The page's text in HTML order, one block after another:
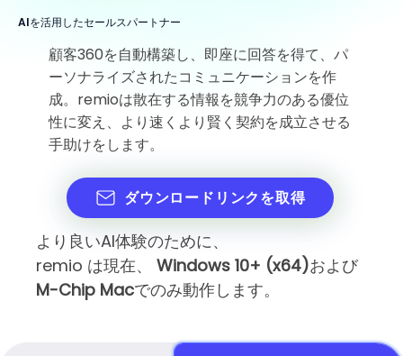
AIを活用したセールスパートナー
顧客360を自動構築し、即座に回答を得て、パ
ーソナライズされたコミュニケーションを作
成。remioは散在する情報を競争力のある優位
性に変え、より速くより賢く契約を成立させる
手助けをします。
ダウンロードリンクを取得
より良いAI体験のために、
remio は現在、 Windows 10+ (x64)および
M-Chip Macでのみ動作します。